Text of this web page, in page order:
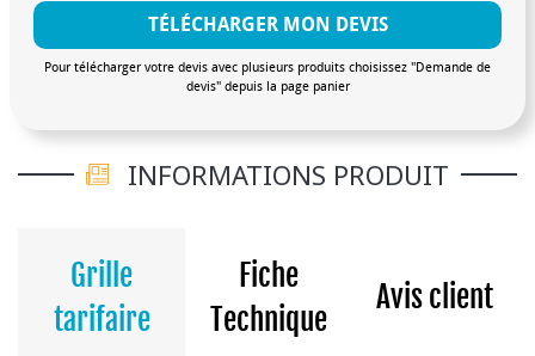
TÉLÉCHARGER MON DEVIS
Pour télécharger votre devis avec plusieurs produits choisissez "Demande de
devis" depuis la page panier
INFORMATIONS PRODUIT
Grille
tarifaire
Fiche
Technique
Avis client